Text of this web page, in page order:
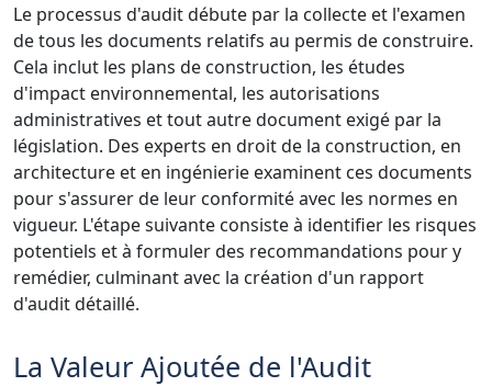
Le processus d'audit débute par la collecte et l'examen
de tous les documents relatifs au permis de construire.
Cela inclut les plans de construction, les études
d'impact environnemental, les autorisations
administratives et tout autre document exigé par la
législation. Des experts en droit de la construction, en
architecture et en ingénierie examinent ces documents
pour s'assurer de leur conformité avec les normes en
vigueur. L'étape suivante consiste à identifier les risques
potentiels et à formuler des recommandations pour y
remédier, culminant avec la création d'un rapport
d'audit détaillé.
La Valeur Ajoutée de l'Audit